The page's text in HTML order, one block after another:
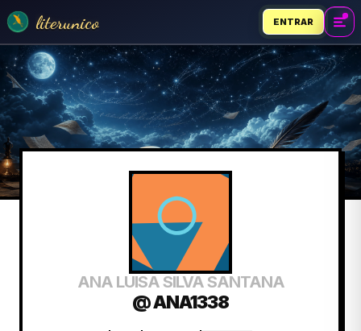
literunico ENTRAR
ANA LUISA SILVA SANTANA
@ ANA1338